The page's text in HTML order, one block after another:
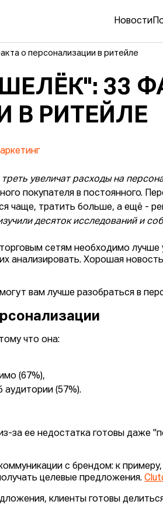
Новости
о персонализации в ритейле
33
В РИТЕЙЛЕ
увеличат расходы на
покупателя в постоянного.
чаще, тратить больше, а ещё -
десяток исследований и
сетям необходимо лучше
анализировать. Хорошая
вам лучше разобраться в
что она:
(67%),
(57%).
за ее недостатка готовы даже
с брендом: к
целевые предложения.
клиенты готовы